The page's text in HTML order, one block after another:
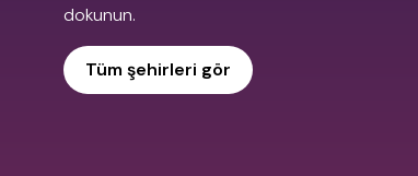
dokunun.
Tüm şehirleri gör